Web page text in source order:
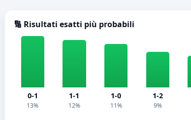
🔢 Risultati esatti più probabili
0-1
13%
1-1
12%
1-0
11%
1-2
9%